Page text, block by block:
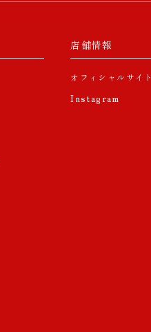
店舗情報
オフィシャルサイト
Instagram